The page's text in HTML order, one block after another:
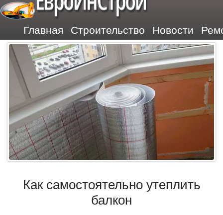
Главная Строительство Новости
Как самостоятельно утеплить
балкон